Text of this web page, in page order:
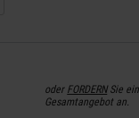
oderFORDERNSie ein
Gesamtangebot an.